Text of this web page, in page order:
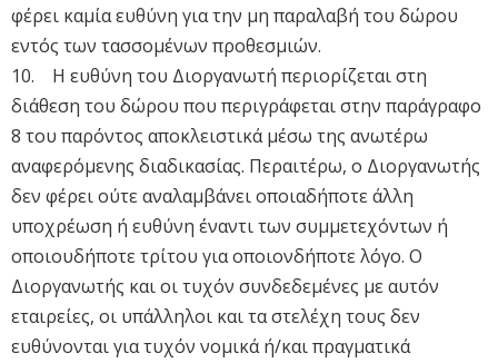
φέρει καμία ευθύνη για την μη παραλαβή του δώρου
εντός των τασσομένων προθεσμιών.
10. Η ευθύνη του Διοργανωτή περιορίζεται στη
διάθεση του δώρου που περιγράφεται στην παράγραφο
8 του παρόντος αποκλειστικά μέσω της ανωτέρω
αναφερόμενης διαδικασίας. Περαιτέρω, ο Διοργανωτής
δεν φέρει ούτε αναλαμβάνει οποιαδήποτε άλλη
υποχρέωση ή ευθύνη έναντι των συμμετεχόντων ή
οποιουδήποτε τρίτου για οποιονδήποτε λόγο. Ο
Διοργανωτής και οι τυχόν συνδεδεμένες με αυτόν
εταιρείες, οι υπάλληλοι και τα στελέχη τους δεν
ευθύνονται για τυχόν νομικά ή/και πραγματικά